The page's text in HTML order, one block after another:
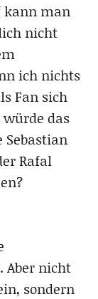
kann man
nicht
ich nichts
Fan sich
würde das
Rafal
Aber nicht
sondern